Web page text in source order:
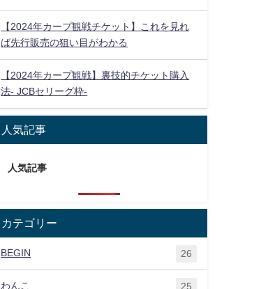
【2024年カープ観戦チケット】これを見れ
ば先行販売の狙い目がわかる
【2024年カープ観戦】裏技的チケット購入
法- JCBセリーグ枠-
人気記事
人気記事
カテゴリー
BEGIN 26
わんこ 25